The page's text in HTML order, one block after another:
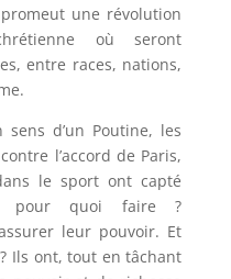
une révolution
où seront
entre races, nations,
d’un Poutine, les
l’accord de Paris,
le sport ont capté
pour quoi faire ?
leur pouvoir. Et
Ils ont, tout en tâchant